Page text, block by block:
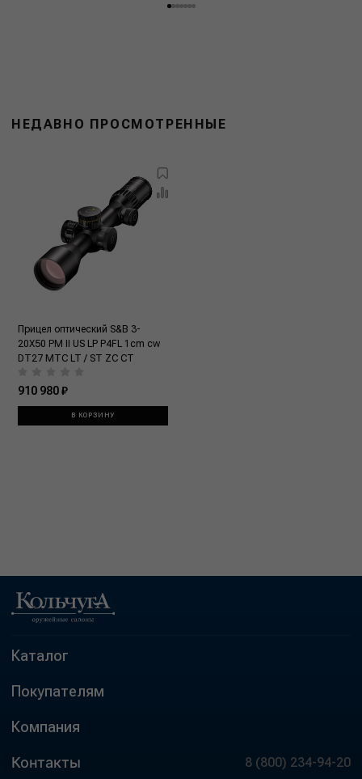
НЕДАВНО ПРОСМОТРЕННЫЕ
Прицел оптический S&B 3-
20X50 PM II US LP P4FL 1cm cw
DT27 MTC LT / ST ZC CT
910 980 ₽
В КОРЗИНУ
Каталог
Покупателям
Компания
Контакты 8 (800) 234-94-20